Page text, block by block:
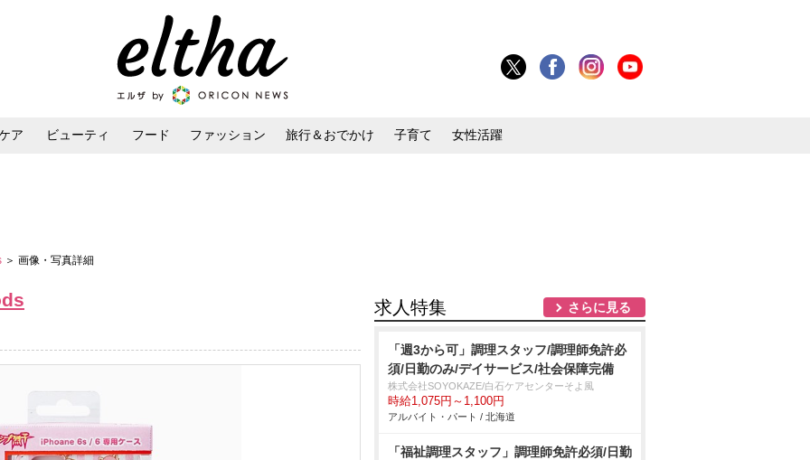
ア ビューティ フード ファッション 旅行＆おでかけ 子育て 女性活躍
＞ 画像・写真詳細
求人特集 さらに見る
「週3から可」調理スタッフ/調理師免許必
須/日勤のみ/デイサービス/社会保障完備
株式会社SOYOKAZE/白石ケアセンターそよ風
時給1,075円～1,100円
アルバイト・パート / 北海道
「福祉調理スタッフ」調理師免許必須/日勤